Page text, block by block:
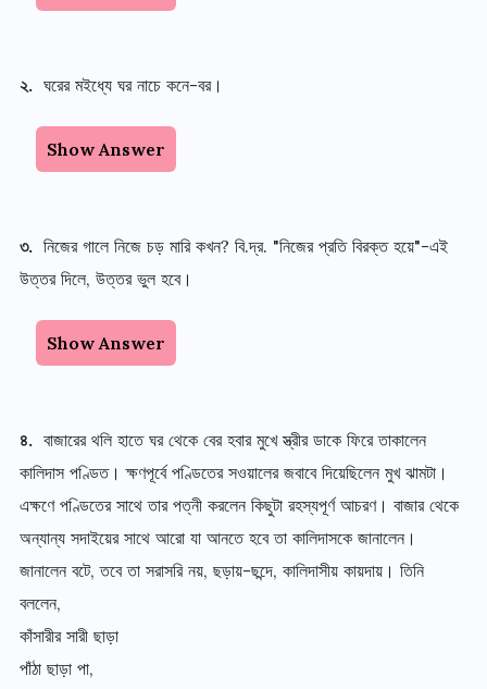
২. ঘরের মইধ্যে ঘর নাচে কনে-বর।
Show Answer
৩.নিজের গালে নিজে চড় মারি কখন? বি.দ্র. "নিজের প্রতি বিরক্ত হয়ে"-এই
উত্তর দিলে, উত্তর ভুল হবে।
Show Answer
৪. বাজারের থলি হাতে ঘর থেকে বের হবার মুখে স্ত্রীর ডাকে ফিরে তাকালেন
কালিদাস পণ্ডিত। ক্ষণপূর্বে পণ্ডিতের সওয়ালের জবাবে দিয়েছিলেন মুখ ঝামটা।
এক্ষণে পণ্ডিতের সাথে তার পত্নী করলেন কিছুটা রহস্যপূর্ণ আচরণ। বাজার থেকে
অন্যান্য সদাইয়ের সাথে আরো যা আনতে হবে তা কালিদাসকে জানালেন।
জানালেন বটে, তবে তা সরাসরি নয়, ছড়ায়-ছন্দে, কালিদাসীয় কায়দায়। তিনি
বললেন,
কাঁসারীর সারী ছাড়া
পাঁঠা ছাড়া পা,